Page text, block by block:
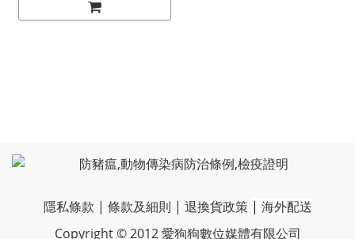
隱私條款 | 條款及細則 | 退換貨政策 | 海外配送
Copyright © 2012 愛狗狗數位媒體有限公司